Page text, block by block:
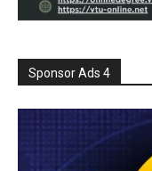
Sponsor Ads 4